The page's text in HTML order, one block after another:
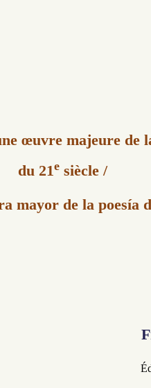
œuvre majeure de
du 21e siècle /
mayor de la poesía